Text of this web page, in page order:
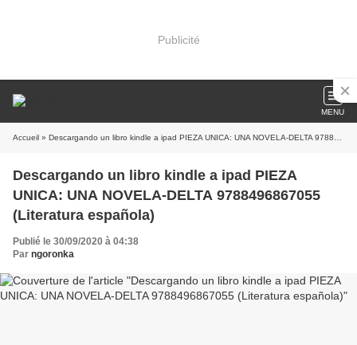
Publicité
MENU
Accueil » Descargando un libro kindle a ipad PIEZA UNICA: UNA NOVELA-DELTA 9788496867055 (Literatura española)
Descargando un libro kindle a ipad PIEZA
UNICA: UNA NOVELA-DELTA 9788496867055
(Literatura española)
Publié le 30/09/2020 à 04:38
Par ngoronka